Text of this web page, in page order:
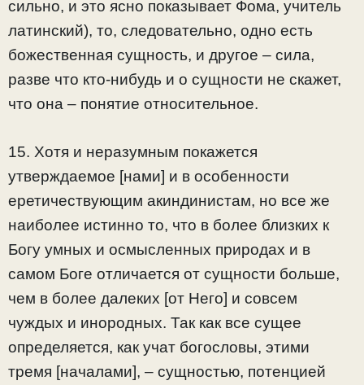
сильно, и это ясно показывает Фома, учитель
латинский), то, следовательно, одно есть
божественная сущность, и другое – сила,
разве что кто-нибудь и о сущности не скажет,
что она – понятие относительное.
15. Хотя и неразумным покажется
утверждаемое [нами] и в особенности
еретичествующим акиндинистам, но все же
наиболее истинно то, что в более близких к
Богу умных и осмысленных природах и в
самом Боге отличается от сущности больше,
чем в более далеких [от Него] и совсем
чуждых и инородных. Так как все сущее
определяется, как учат богословы, этими
тремя [началами], – сущностью, потенцией